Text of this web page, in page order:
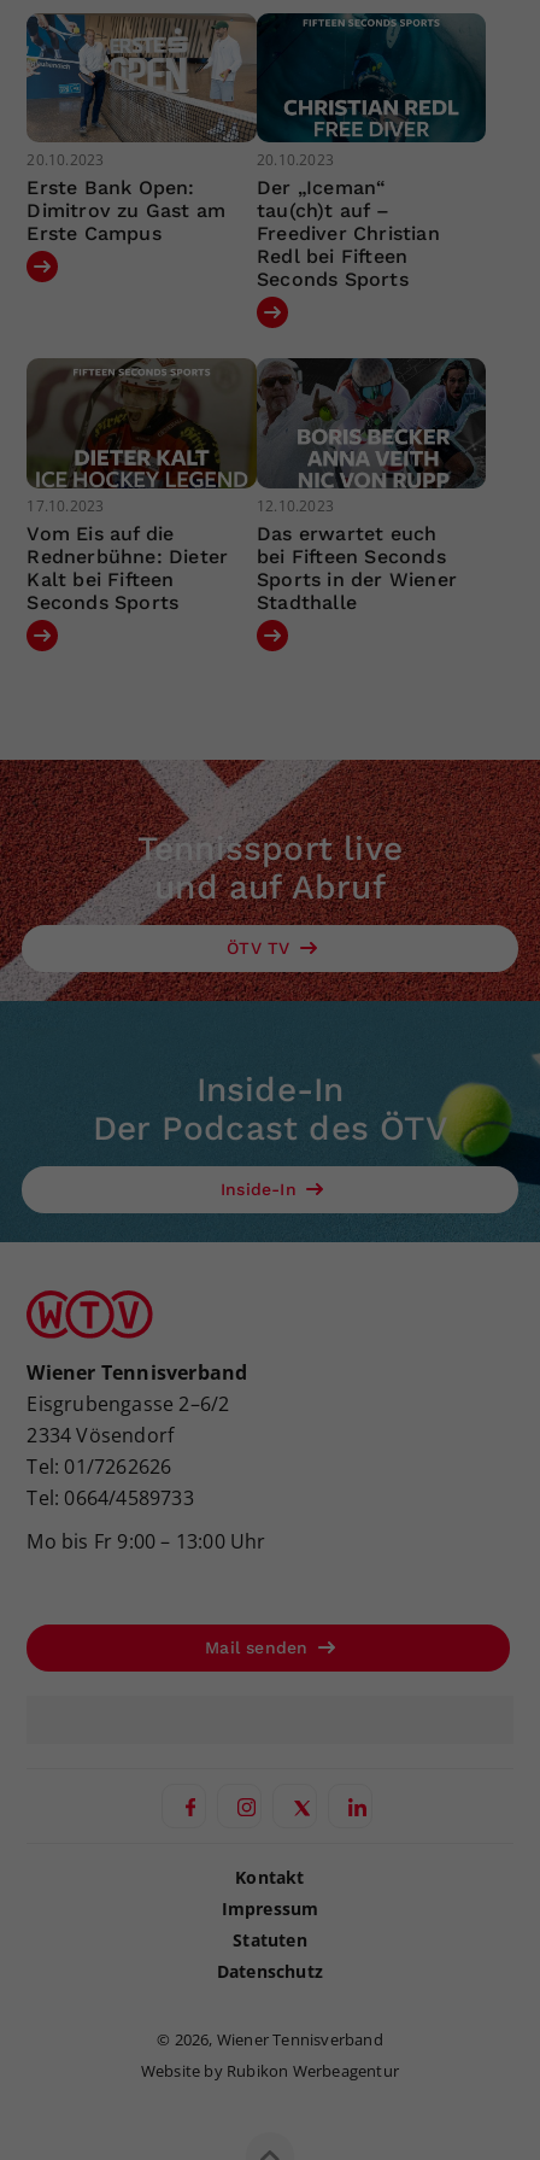
20.10.2023
Erste Bank Open:
Dimitrov zu Gast am
Erste Campus
20.10.2023
Der „Iceman“
tau(ch)t auf –
Freediver Christian
Redl bei Fifteen
Seconds Sports
17.10.2023
Vom Eis auf die
Rednerbühne: Dieter
Kalt bei Fifteen
Seconds Sports
12.10.2023
Das erwartet euch
bei Fifteen Seconds
Sports in der Wiener
Stadthalle
Tennissport live
und auf Abruf
ÖTV TV
Inside-In
Der Podcast des ÖTV
Inside-In
Wiener Tennisverband
Eisgrubengasse 2–6/2
2334 Vösendorf
Tel: 01/7262626
Tel: 0664/4589733
Mo bis Fr 9:00 – 13:00 Uhr
Mail senden
Kontakt
Impressum
Statuten
Datenschutz
© 2026, Wiener Tennisverband
Website by Rubikon Werbeagentur